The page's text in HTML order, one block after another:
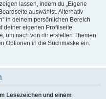
lassen, indem du „Eigene
auswählst. Alternativ
in deinem persönlichen Bereich
deiner eigenen Profilseite
um nach von dir erstellen Themen
Optionen in die Suchmaske ein.
Lesezeichen und einem